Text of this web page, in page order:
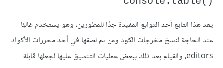
يعد هذا التابع أحد التوابع المفيدة جدًا للمطورين، وهو يستخدم غالبًا
عند الحاجة لنسخ مخرجات الكود ومن ثم لصقها في أحد محررات الأكواد
editors، والقيام بعد ذلك ببعض عمليات التنسيق عليها لجعلها قابلة